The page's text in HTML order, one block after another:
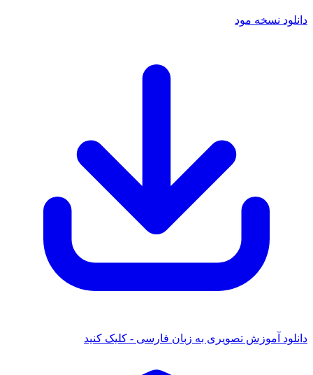
دانلود نسخه مود
دانلود آموزش تصویری به زبان فارسی - کلیک کنید